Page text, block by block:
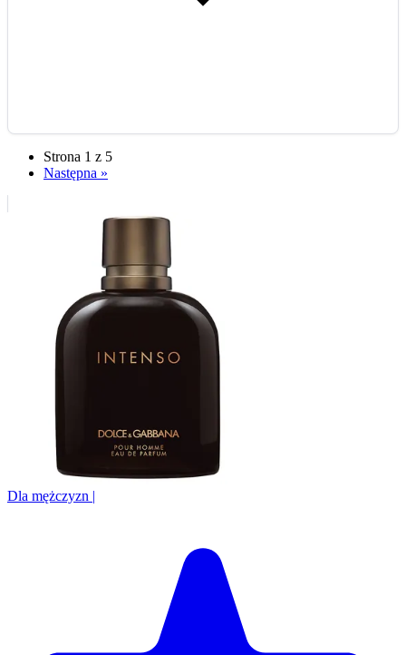
Strona 1 z 5
Następna »
Dla mężczyzn |